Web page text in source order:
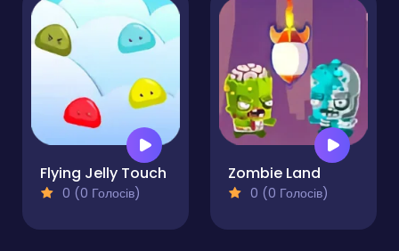
Flying Jelly Touch
0 (0 Голосів)
Zombie Land
0 (0 Голосів)